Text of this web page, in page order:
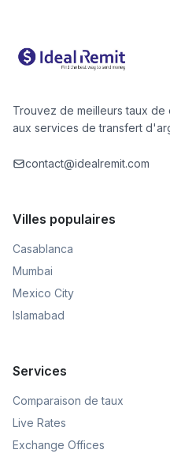
Trouvez de meilleurs taux
aux services de transfert
contact@idealremit.com
Villes populaires
Casablanca
Mumbai
Mexico City
Islamabad
Services
Comparaison de taux
Live Rates
Exchange Offices